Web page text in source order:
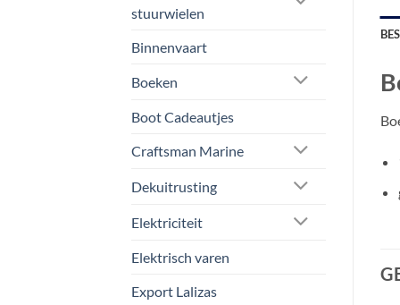
stuurwielen
Binnenvaart
Boeken
Boot Cadeautjes
Craftsman Marine
Dekuitrusting
Elektriciteit
Elektrisch varen
Export Lalizas